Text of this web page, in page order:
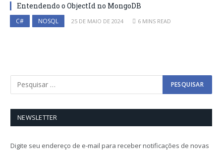
Entendendo o ObjectId no MongoDB
C# NOSQL 25 DE MAIO DE 2024 6 MINS READ
NEWSLETTER
Digite seu endereço de e-mail para receber notificações de novas